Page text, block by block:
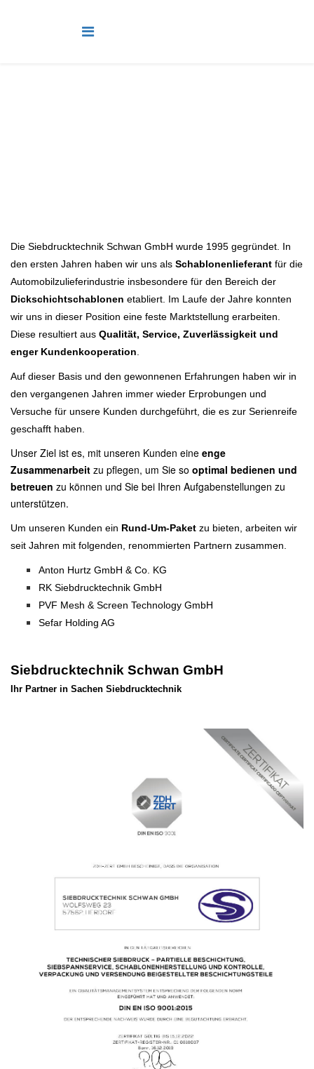
Die Siebdrucktechnik Schwan GmbH wurde 1995 gegründet. In
den ersten Jahren haben wir uns als Schablonenlieferant für die
Automobilzulieferindustrie insbesondere für den Bereich der
Dickschichtschablonen etabliert. Im Laufe der Jahre konnten
wir uns in dieser Position eine feste Marktstellung erarbeiten.
Diese resultiert aus Qualität, Service, Zuverlässigkeit und
enger Kundenkooperation
Auf dieser Basis und den gewonnenen Erfahrungen haben wir in
den vergangenen Jahren immer wieder Erprobungen und
Versuche für unsere Kunden durchgeführt, die es zur Serienreife
geschafft haben.
Unser Ziel ist es, mit unseren Kunden eine enge
Zusammenarbeit zu pflegen, um Sie so optimal bedienen und
betreuen zu können und Sie bei Ihren Aufgabenstellungen zu
unterstützen.
Um unseren Kunden ein Rund-Um-Paket zu bieten, arbeiten wir
seit Jahren mit folgenden, renommierten Partnern zusammen.
Anton Hurtz GmbH & Co. KG
RK Siebdrucktechnik GmbH
PVF Mesh & Screen Technology GmbH
Sefar Holding AG
Siebdrucktechnik Schwan GmbH
Ihr Partner in Sachen Siebdrucktechnik